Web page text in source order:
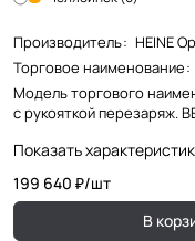
Производитель: HEINE
Торговое наименование:
Модель торгового
с рукояткой перезаряж.
Показать
199 640 ₽/шт
В